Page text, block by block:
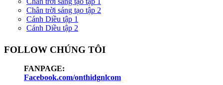
Chân trời sáng tạo tập 2
Cánh Diều tập 1
Cánh Diều tập 2
FOLLOW CHÚNG TÔI
FANPAGE:
Facebook.com/onthidgnlcom